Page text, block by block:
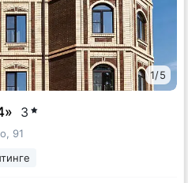
1/5
3
91